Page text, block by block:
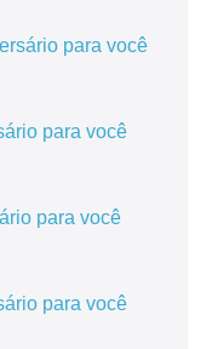
para você
para você
para você
para você